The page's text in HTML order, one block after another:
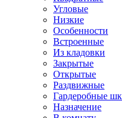
Угловые
Низкие
Особенности
Встроенные
Из кладовки
Закрытые
Открытые
Раздвижные
Гардеробные
Назначение